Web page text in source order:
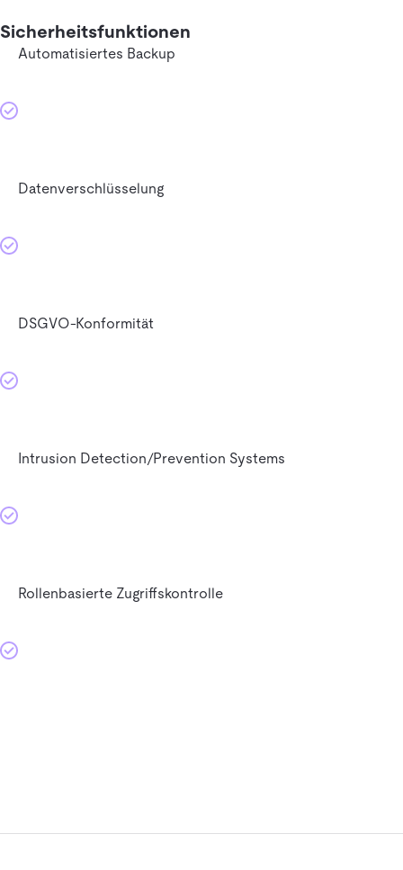
Sicherheitsfunktionen
Automatisiertes Backup
Datenverschlüsselung
DSGVO-Konformität
Intrusion Detection/Prevention Systems
Rollenbasierte Zugriffskontrolle